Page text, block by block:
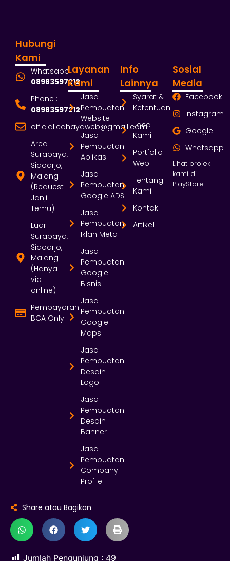
Hubungi
Kami
Whatsapp :
08983597212
Phone :
08983597212
official.cahayaweb@gmail.com
Area
Surabaya,
Sidoarjo,
Malang
(Request
Janji
Temu)
Luar
Surabaya,
Sidoarjo,
Malang
(Hanya
via
online)
Pembayaran
BCA Only
Layanan
Kami
Jasa
Pembuatan
Website
Jasa
Pembuatan
Aplikasi
Jasa
Pembuatan
Google ADS
Jasa
Pembuatan
Iklan Meta
Jasa
Pembuatan
Google
Bisnis
Jasa
Pembuatan
Google
Maps
Jasa
Pembuatan
Desain
Logo
Jasa
Pembuatan
Desain
Banner
Jasa
Pembuatan
Company
Profile
Info
Lainnya
Syarat &
Ketentuan
Jasa
Kami
Portfolio
Web
Tentang
Kami
Kontak
Artikel
Sosial
Media
Facebook
Instagram
Google
Whatsapp
Lihat projek
kami di
PlayStore
Share atau Bagikan
Jumlah Pengunjung : 49